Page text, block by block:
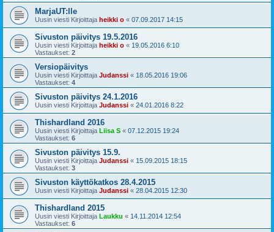
MarjaUT:lle
Uusin viesti Kirjoittaja heikki o « 07.09.2017 14:15
Sivuston päivitys 19.5.2016
Uusin viesti Kirjoittaja heikki o « 19.05.2016 6:10
Vastaukset: 2
Versiopäivitys
Uusin viesti Kirjoittaja Judanssi « 18.05.2016 19:06
Vastaukset: 4
Sivuston päivitys 24.1.2016
Uusin viesti Kirjoittaja Judanssi « 24.01.2016 8:22
Thishardland 2016
Uusin viesti Kirjoittaja Liisa S « 07.12.2015 19:24
Vastaukset: 6
Sivuston päivitys 15.9.
Uusin viesti Kirjoittaja Judanssi « 15.09.2015 18:15
Vastaukset: 3
Sivuston käyttökatkos 28.4.2015
Uusin viesti Kirjoittaja Judanssi « 28.04.2015 12:30
Thishardland 2015
Uusin viesti Kirjoittaja Laukku « 14.11.2014 12:54
Vastaukset: 6